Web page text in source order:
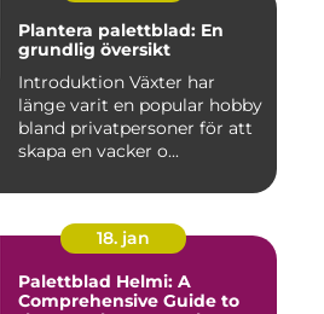
Plantera palettblad: En
grundlig översikt
Introduktion Växter har
länge varit en popular hobby
bland privatpersoner för att
skapa en vacker o...
18. jan
Palettblad Helmi: A
Comprehensive Guide to